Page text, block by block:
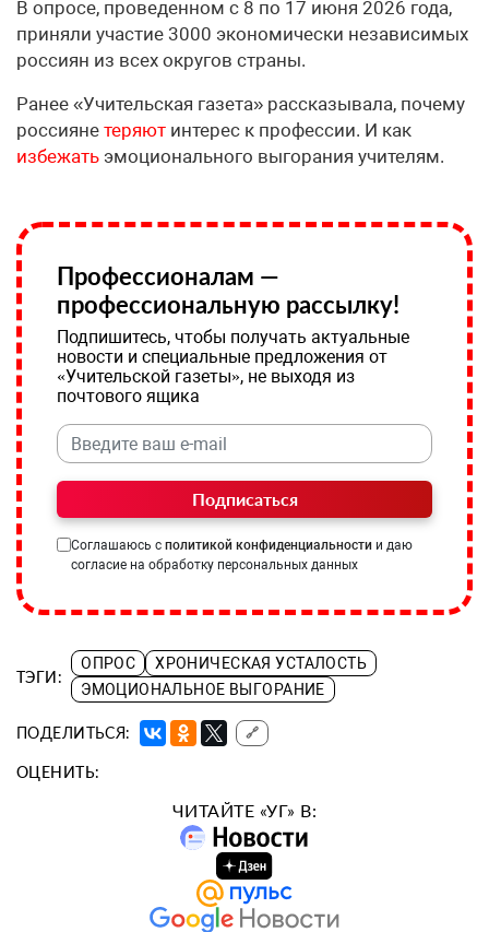
В опросе, проведенном с 8 по 17 июня 2026 года,
приняли участие 3000 экономически независимых
россиян из всех округов страны.
Ранее «Учительская газета» рассказывала, почему
россияне теряют интерес к профессии. И как
избежать эмоционального выгорания учителям.
Профессионалам —
профессиональную рассылку!
Подпишитесь, чтобы получать актуальные
новости и специальные предложения от
«Учительской газеты», не выходя из
почтового ящика
Подписаться
Соглашаюсь с политикой конфиденциальности и даю
согласие на обработку персональных данных
ТЭГИ:
ОПРОС
ХРОНИЧЕСКАЯ УСТАЛОСТЬ
ЭМОЦИОНАЛЬНОЕ ВЫГОРАНИЕ
ПОДЕЛИТЬСЯ: 🔗
ОЦЕНИТЬ:
ЧИТАЙТЕ «УГ» В: